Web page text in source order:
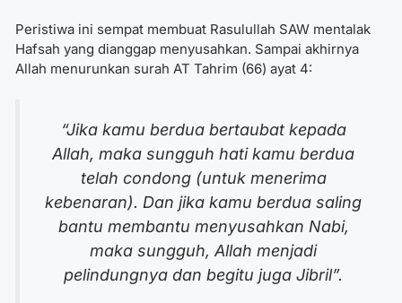
Peristiwa ini sempat membuat Rasulullah SAW mentalak
Hafsah yang dianggap menyusahkan. Sampai akhirnya
Allah menurunkan surah AT Tahrim (66) ayat 4:
“Jika kamu berdua bertaubat kepada
Allah, maka sungguh hati kamu berdua
telah condong (untuk menerima
kebenaran). Dan jika kamu berdua saling
bantu membantu menyusahkan Nabi,
maka sungguh, Allah menjadi
pelindungnya dan begitu juga Jibril”.